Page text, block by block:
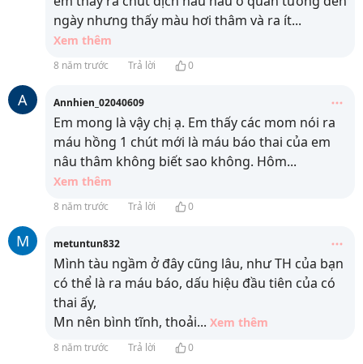
ngày nhưng thấy màu hơi thâm và ra ít...
Xem thêm
8 năm trước Trả lời 0
A Annhien_02040609
Em mong là vậy chị ạ. Em thấy các mom nói ra
máu hồng 1 chút mới là máu báo thai của em
nâu thâm không biết sao không. Hôm...
Xem thêm
8 năm trước Trả lời 0
M metuntun832
Mình tàu ngầm ở đây cũng lâu, như TH của bạn
có thể là ra máu báo, dấu hiệu đầu tiên của có
thai ấy,
Mn nên bình tĩnh, thoải... Xem thêm
8 năm trước Trả lời 0